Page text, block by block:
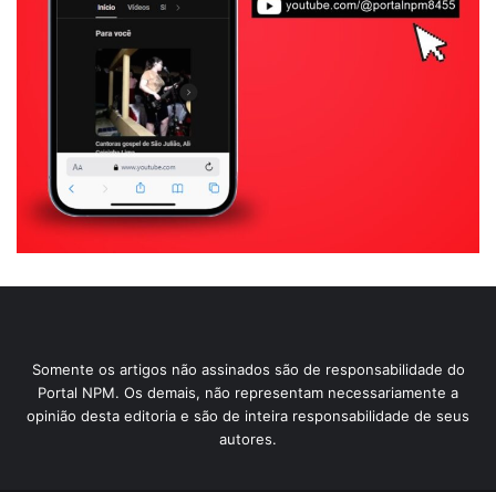
Somente os artigos não assinados são de responsabilidade do
Portal NPM. Os demais, não representam necessariamente a
opinião desta editoria e são de inteira responsabilidade de seus
autores.